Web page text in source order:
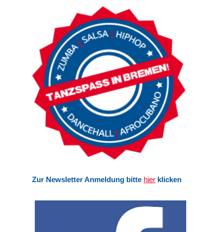
Zur Newsletter Anmeldung bitte hier klicken